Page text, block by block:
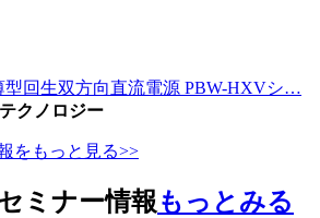
型回生双方向直流電源 PBW-HXVシ…
クノロジー
をもっと見る>>
ミナー情報もっとみる